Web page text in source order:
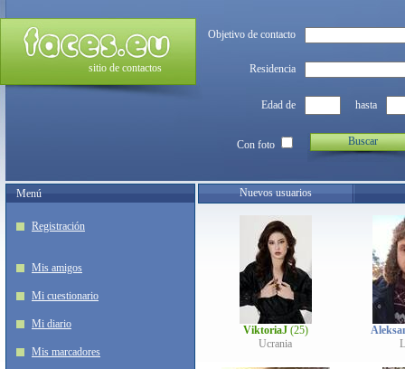
sitio de contactos
Objetivo de contacto
Residencia
Edad de hasta
Con foto Buscar
Menú
Registración
Mis amigos
Mi cuestionario
Mi diario
Mis marcadores
Nuevos usuarios
ViktoriaJ (25)
Ucrania